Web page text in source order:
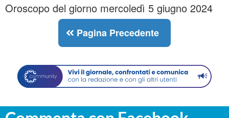
Oroscopo del giorno mercoledì 5 giugno 2024
Pagina Precedente